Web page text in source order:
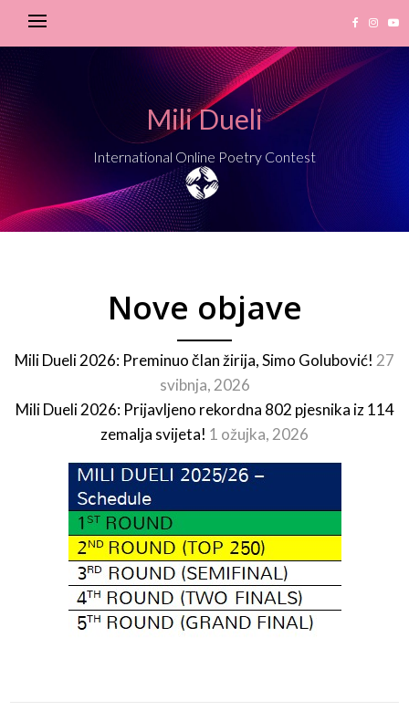
Mili Dueli
International Online Poetry Contest
Nove objave
Mili Dueli 2026: Preminuo član žirija, Simo Golubović! 27
svibnja, 2026
Mili Dueli 2026: Prijavljeno rekordna 802 pjesnika iz 114
zemalja svijeta! 1 ožujka, 2026